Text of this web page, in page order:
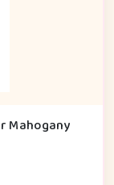
Mahogany